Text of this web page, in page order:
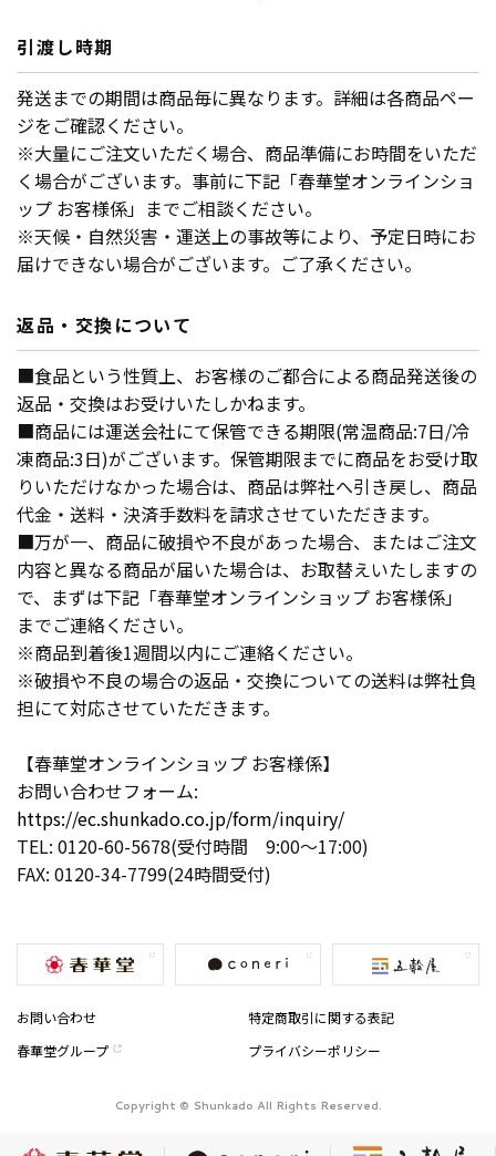
引渡し時期
発送までの期間は商品毎に異なります。詳細は各商品ペー
ジをご確認ください。
※大量にご注文いただく場合、商品準備にお時間をいただ
く場合がございます。事前に下記「春華堂オンラインショ
ップ お客様係」までご相談ください。
※天候・自然災害・運送上の事故等により、予定日時にお
届けできない場合がございます。ご了承ください。
返品・交換について
■食品という性質上、お客様のご都合による商品発送後の
返品・交換はお受けいたしかねます。
■商品には運送会社にて保管できる期限(常温商品:7日/冷
凍商品:3日)がございます。保管期限までに商品をお受け取
りいただけなかった場合は、商品は弊社へ引き戻し、商品
代金・送料・決済手数料を請求させていただきます。
■万が一、商品に破損や不良があった場合、またはご注文
内容と異なる商品が届いた場合は、お取替えいたしますの
で、まずは下記「春華堂オンラインショップ お客様係」
までご連絡ください。
※商品到着後1週間以内にご連絡ください。
※破損や不良の場合の返品・交換についての送料は弊社負
担にて対応させていただきます。
【春華堂オンラインショップ お客様係】
お問い合わせフォーム:
https://ec.shunkado.co.jp/form/inquiry/
TEL: 0120-60-5678(受付時間 9:00〜17:00)
FAX: 0120-34-7799(24時間受付)
お問い合わせ
春華堂グループ
特定商取引に関する表記
プライバシーポリシー
Copyright © Shunkado All Rights Reserved.